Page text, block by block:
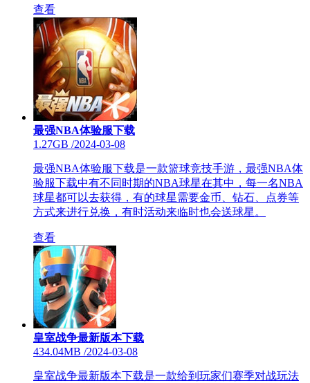
查看
最强NBA体验服下载
1.27GB /2024-03-08
最强NBA体验服下载是一款篮球竞技手游，最强NBA体
验服下载中有不同时期的NBA球星在其中，每一名NBA
球星都可以去获得，有的球星需要金币、钻石、点券等
方式来进行兑换，有时活动来临时也会送球星。
查看
皇室战争最新版本下载
434.04MB /2024-03-08
皇室战争最新版本下载是一款给到玩家们赛季对战玩法